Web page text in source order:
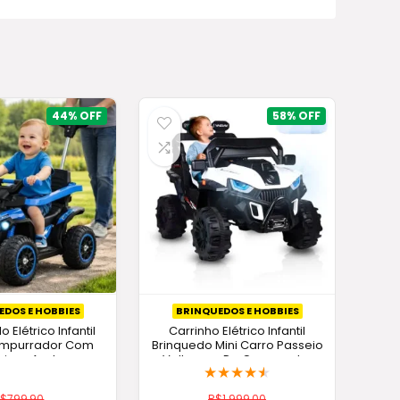
44%
E HOBBIES
Elétrico Infantil
Com
Azul
58%
BRINQUEDOS E HOBBIES
Carrinho Elétrico Infantil
Brinquedo Mini Carro Passeio
Voltagem Do Carregador
Branco 127/220v
★★★★★